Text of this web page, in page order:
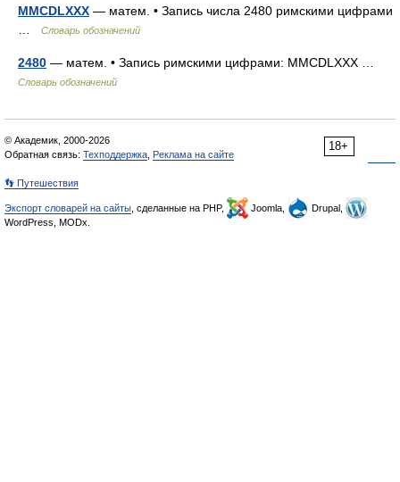
MMCDLXXX — матем. • Запись числа 2480 римскими цифрами
Словарь обозначений
2480 — матем. • Запись римскими цифрами: MMCDLXXX …
Словарь обозначений
18+
© Академик, 2000-2026
Обратная связь: Техподдержка Реклама на сайте
👣 Путешествия
Экспорт словарей на сайты , сделанные на PHP, Joomla,
Drupal,
WordPress, MODx.